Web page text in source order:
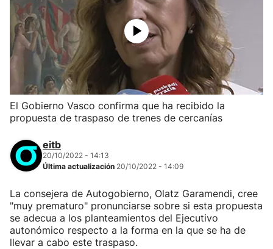
El Gobierno Vasco confirma que ha recibido la
propuesta de traspaso de trenes de cercanías
eitb
20/10/2022 - 14:13
Última actualización 20/10/2022 - 14:09
La consejera de Autogobierno, Olatz Garamendi, cree
"muy prematuro" pronunciarse sobre si esta propuesta
se adecua a los planteamientos del Ejecutivo
autonómico respecto a la forma en la que se ha de
llevar a cabo este traspaso.